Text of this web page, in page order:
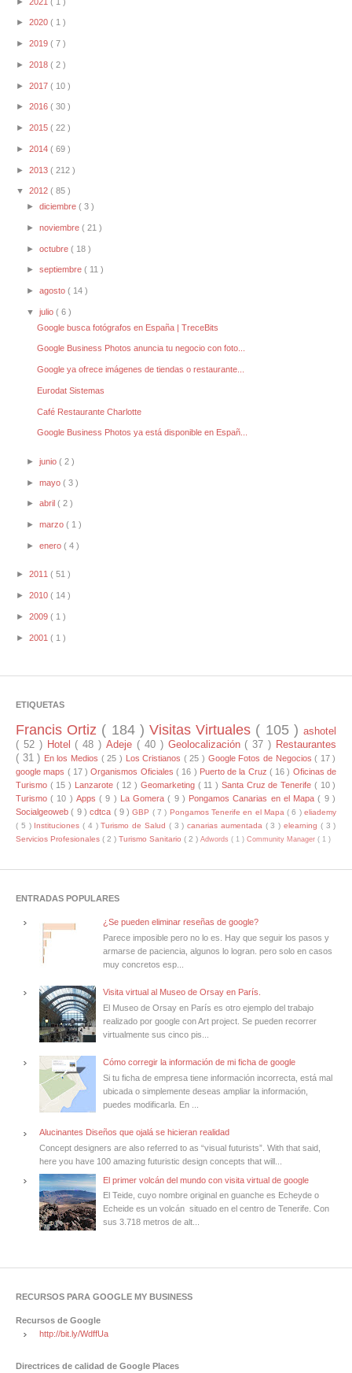
► 2020 ( 1 )
► 2019 ( 7 )
► 2018 ( 2 )
► 2017 ( 10 )
► 2016 ( 30 )
► 2015 ( 22 )
► 2014 ( 69 )
► 2013 ( 212 )
▼ 2012 ( 85 )
►diciembre( 3 )
►noviembre( 21 )
►octubre( 18 )
►septiembre( 11 )
►agosto( 14 )
▼julio( 6 )
Google busca fotógrafos en España | TreceBits
Google Business Photos anuncia tu negocio con foto...
Google ya ofrece imágenes de tiendas o restaurante...
Eurodat Sistemas
Café Restaurante Charlotte
Google Business Photos ya está disponible en Españ...
►junio( 2 )
►mayo( 3 )
►abril( 2 )
►marzo( 1 )
►enero( 4 )
► 2011 ( 51 )
► 2010 ( 14 )
► 2009 ( 1 )
► 2001 ( 1 )
ETIQUETAS
Francis Ortiz ( 184 )Visitas Virtuales ( 105 )ashotel
( 52 ) Hotel ( 48 )Adeje ( 40 ) Geolocalización ( 37 ) Restaurantes
( 31 ) En los Medios ( 25 ) Los Cristianos ( 25 ) Google Fotos de Negocios( 17 )
google maps ( 17 )Organismos Oficiales ( 16 ) Puerto de la Cruz ( 16 ) Oficinas de
Turismo ( 15 ) Lanzarote ( 12 ) Geomarketing ( 11 ) Santa Cruz de Tenerife ( 10 )
Turismo( 10 ) Apps( 9 ) La Gomera( 9 ) Pongamos Canarias en el Mapa( 9 )
Socialgeoweb( 9 )cdtca ( 9 )GBP ( 7 ) Pongamos Tenerife en el Mapa( 6 )eliademy
( 5 ) Instituciones( 4 )Turismo de Salud ( 3 )canarias aumentada ( 3 ) elearning ( 3 )
Servicios Profesionales ( 2 ) Turismo Sanitario ( 2 ) Adwords ( 1 ) Community Manager ( 1 )
ENTRADAS POPULARES
¿Se pueden eliminar reseñas de google?
Parece imposible pero no lo es. Hay que seguir los pasos y
armarse de paciencia, algunos lo logran. pero solo en casos
muy concretos esp...
Visita virtual al Museo de Orsay en París.
El Museo de Orsay en París es otro ejemplo del trabajo
realizado por google con Art project. Se pueden recorrer
virtualmente sus cinco pis...
Cómo corregir la información de mi ficha de google
Si tu ficha de empresa tiene información incorrecta, está mal
ubicada o simplemente deseas ampliar la información,
puedes modificarla. En ...
Alucinantes Diseños que ojalá se hicieran realidad
Concept designers are also referred to as “visual futurists”. With that said,
here you have 100 amazing futuristic design concepts that will...
El primer volcán del mundo con visita virtual de google
El Teide, cuyo nombre original en guanche es Echeyde o
Echeide es un volcán situado en el centro de Tenerife. Con
sus 3.718 metros de alt...
RECURSOS PARA GOOGLE MY BUSINESS
Recursos de Google
http://bit.ly/WdffUa
Directrices de calidad de Google Places